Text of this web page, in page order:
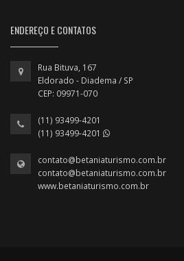
ENDEREÇO E CONTATOS
Rua Bituva, 167
Eldorado - Diadema / SP
CEP: 09971-070
(11) 93499-4201
(11) 93499-4201
contato@betaniaturismo.com.br
contato@betaniaturismo.com.br
www.betaniaturismo.com.br